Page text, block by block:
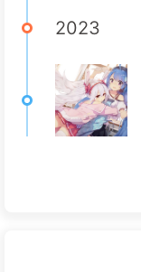
2023